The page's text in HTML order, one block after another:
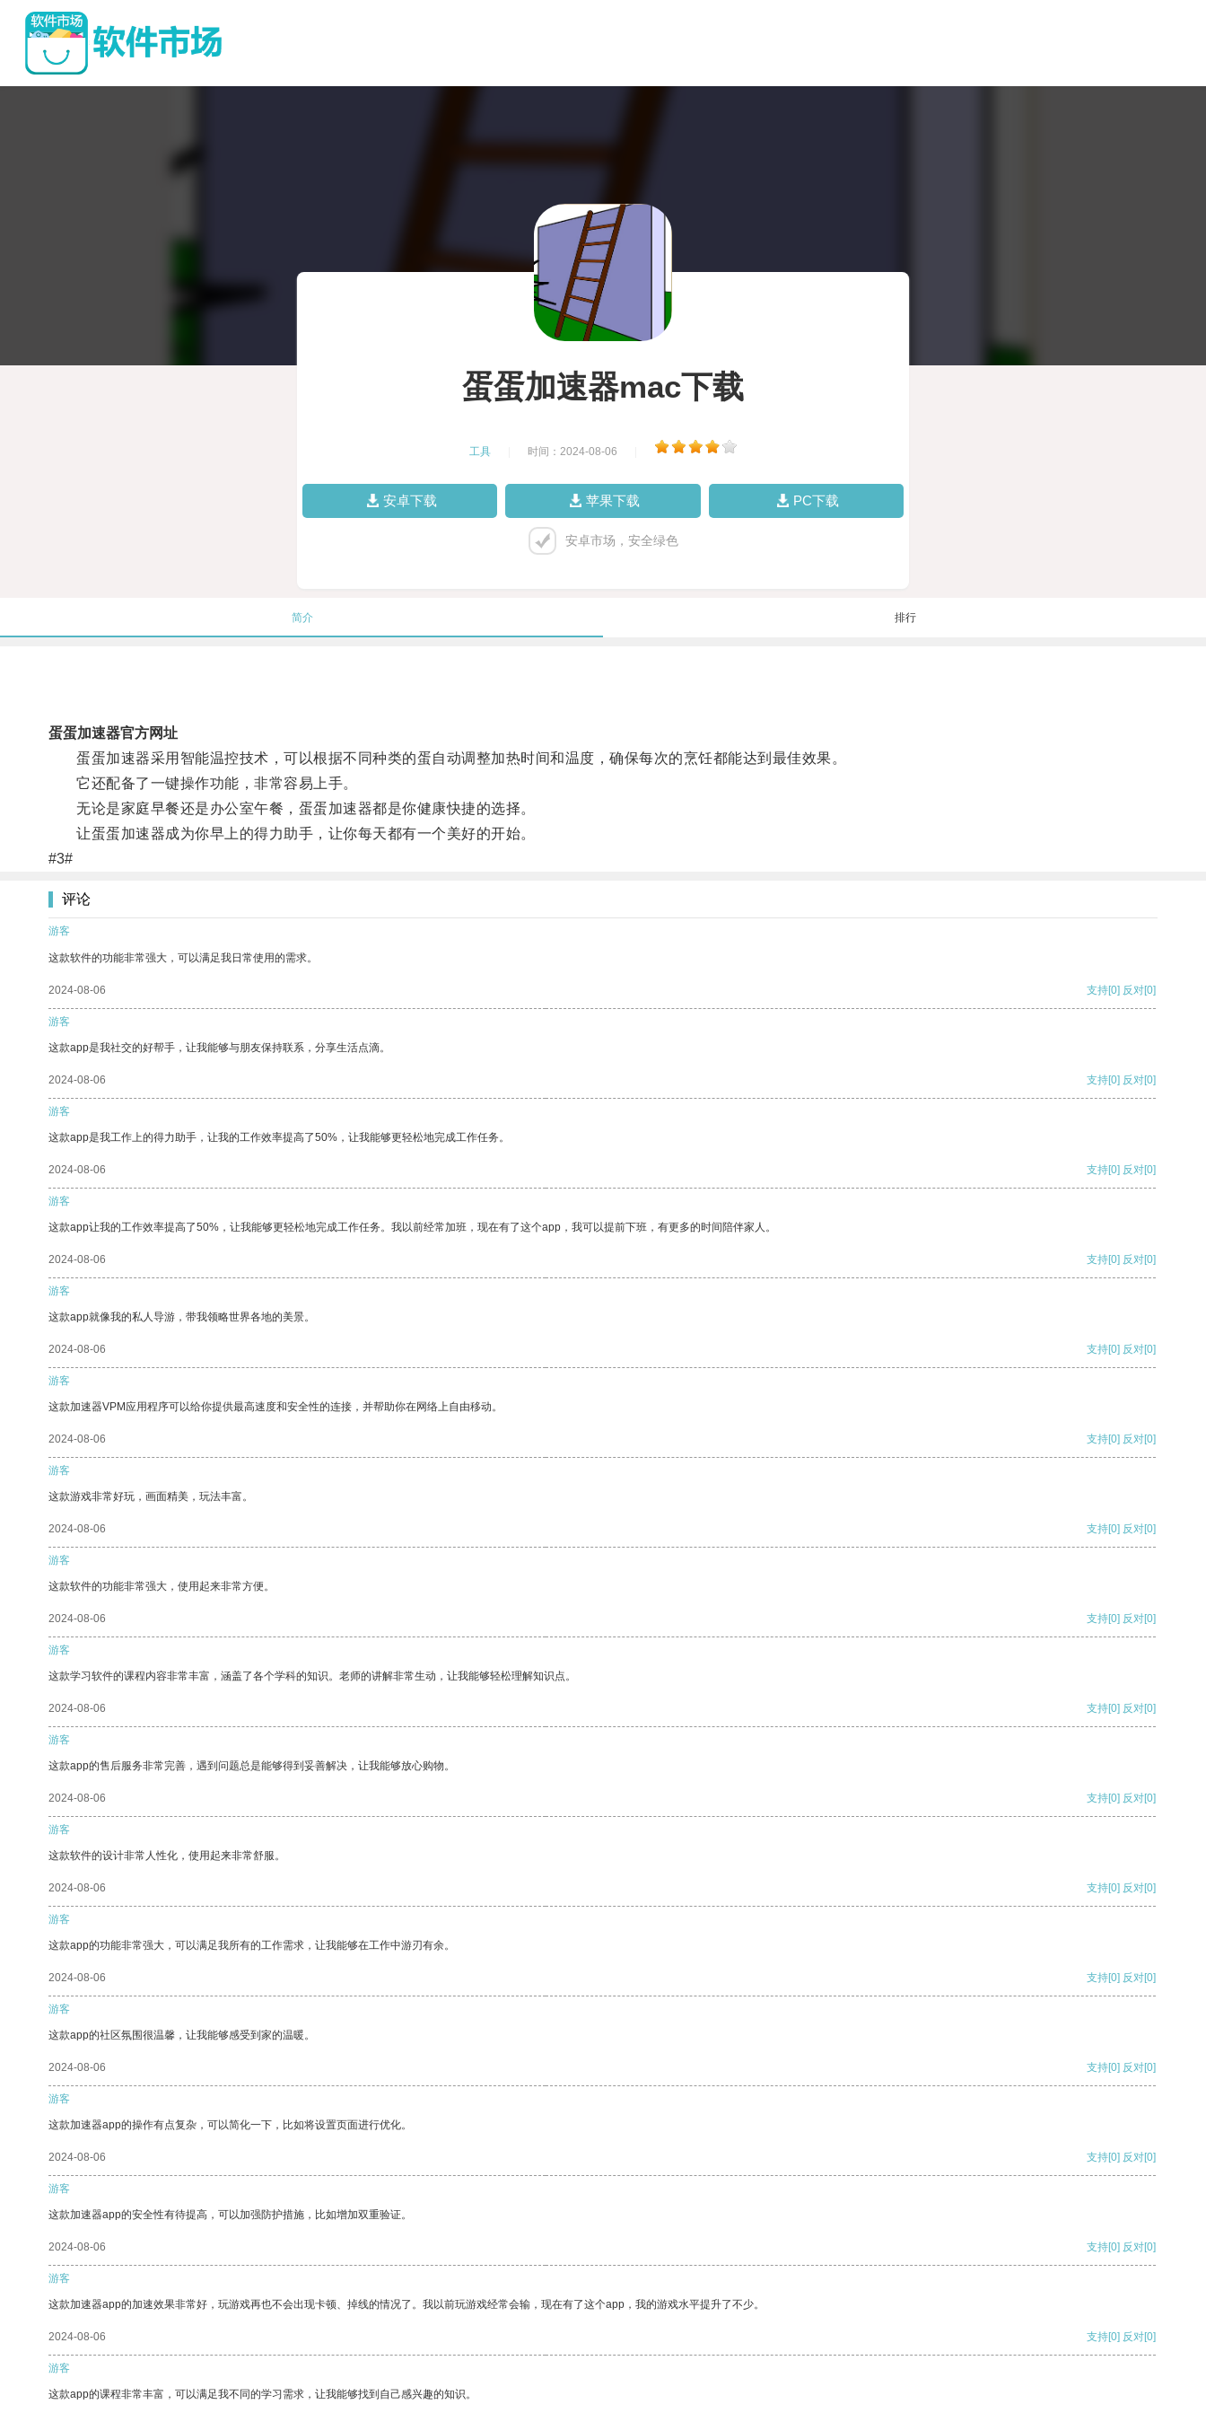
蛋蛋加速器mac下载
工具 时间：2024-08-06
安卓下载 苹果下载 PC下载
安卓市场，安全绿色
简介 排行
蛋蛋加速器官方网址
蛋蛋加速器采用智能温控技术，可以根据不同种类的蛋自动调整加热时间和温度，确保每次的烹饪都能达到最佳效果。
它还配备了一键操作功能，非常容易上手。
无论是家庭早餐还是办公室午餐，蛋蛋加速器都是你健康快捷的选择。
让蛋蛋加速器成为你早上的得力助手，让你每天都有一个美好的开始。
#3#
评论
游客
这款软件的功能非常强大，可以满足我日常使用的需求。
2024-08-06 支持[0] 反对[0]
游客
这款app是我社交的好帮手，让我能够与朋友保持联系，分享生活点滴。
2024-08-06 支持[0] 反对[0]
游客
这款app是我工作上的得力助手，让我的工作效率提高了50%，让我能够更轻松地完成工作任务。
2024-08-06 支持[0] 反对[0]
游客
这款app让我的工作效率提高了50%，让我能够更轻松地完成工作任务。我以前经常加班，现在有了这个app，我可以提前下班，有更多的时间陪伴家人。
2024-08-06 支持[0] 反对[0]
游客
这款app就像我的私人导游，带我领略世界各地的美景。
2024-08-06 支持[0] 反对[0]
游客
这款加速器VPM应用程序可以给你提供最高速度和安全性的连接，并帮助你在网络上自由移动。
2024-08-06 支持[0] 反对[0]
游客
这款游戏非常好玩，画面精美，玩法丰富。
2024-08-06 支持[0] 反对[0]
游客
这款软件的功能非常强大，使用起来非常方便。
2024-08-06 支持[0] 反对[0]
游客
这款学习软件的课程内容非常丰富，涵盖了各个学科的知识。老师的讲解非常生动，让我能够轻松理解知识点。
2024-08-06 支持[0] 反对[0]
游客
这款app的售后服务非常完善，遇到问题总是能够得到妥善解决，让我能够放心购物。
2024-08-06 支持[0] 反对[0]
游客
这款软件的设计非常人性化，使用起来非常舒服。
2024-08-06 支持[0] 反对[0]
游客
这款app的功能非常强大，可以满足我所有的工作需求，让我能够在工作中游刃有余。
2024-08-06 支持[0] 反对[0]
游客
这款app的社区氛围很温馨，让我能够感受到家的温暖。
2024-08-06 支持[0] 反对[0]
游客
这款加速器app的操作有点复杂，可以简化一下，比如将设置页面进行优化。
2024-08-06 支持[0] 反对[0]
游客
这款加速器app的安全性有待提高，可以加强防护措施，比如增加双重验证。
2024-08-06 支持[0] 反对[0]
游客
这款加速器app的加速效果非常好，玩游戏再也不会出现卡顿、掉线的情况了。我以前玩游戏经常会输，现在有了这个app，我的游戏水平提升了不少。
2024-08-06 支持[0] 反对[0]
游客
这款app的课程非常丰富，可以满足我不同的学习需求，让我能够找到自己感兴趣的知识。